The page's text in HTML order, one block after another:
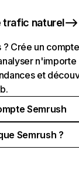
trafic naturel
? Crée un compte
n'importe
et
Semrush
Semrush ?